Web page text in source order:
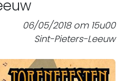
06/05/2018 om 15u00
Sint-Pieters-Leeuw